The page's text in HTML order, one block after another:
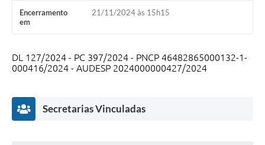
Encerramento
em
21/11/2024 às 15h15
DL 127/2024 - PC 397/2024 - PNCP 46482865000132-1-
000416/2024 - AUDESP 2024000000427/2024
Secretarias Vinculadas